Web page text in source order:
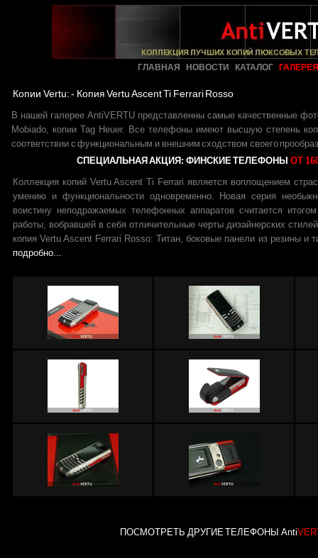
ГЛАВНАЯ НОВОСТИ КАТАЛОГ ГАЛЕРЕЯ
Копии Vertu: - Копия Vertu Ascent Ti Ferrari Rosso
В нашей галерее AntiVERTU представленны самые качественные
Mobiado, копии Tag Heuer. Все телефоны имеют высшую степень
соответствии с функциональным и внешним сходством своего
СПЕЦИАЛЬНАЯ АКЦИЯ: ФИНСКИЕ ТЕЛЕФОНЫОТ
Коллекция копий Vertu Ascent Ti Ferrari является воплощением
умению и функциональности одновременно. Новая серия
воистину неподражаемых телефонных аппаратов считается
работы, вобравшей в себя отличительные черты дизайнерских
копия Vertu Ascent Ferrari Rosso: Титан, боковые панели из резины и
подробно...
ПОСМОТРЕТЬ ДРУГИЕ ТЕЛЕФОНЫ Anti